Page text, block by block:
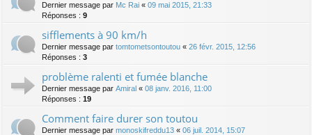
Dernier message par Mc Rai « 09 mai 2015, 21:33
Réponses : 9
sifflements à 90 km/h
Dernier message par tomtometsontoutou « 26 févr. 2015, 12:56
Réponses : 3
problème ralenti et fumée blanche
Dernier message par Amiral « 08 janv. 2016, 11:00
Réponses : 19
Comment faire durer son toutou
Dernier message par monoskifreddu13 « 06 juil. 2014, 15:07